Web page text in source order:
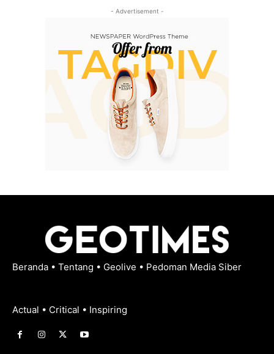
- Advertisement -
Beranda • Tentang • Geolive • Pedoman Media Siber
Actual • Critical • Inspiring